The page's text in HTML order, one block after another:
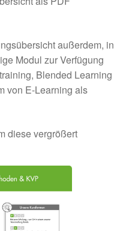
außerdem, in
Modul zur Verfügung
Blended Learning
von E-Learning als
diese vergrößert